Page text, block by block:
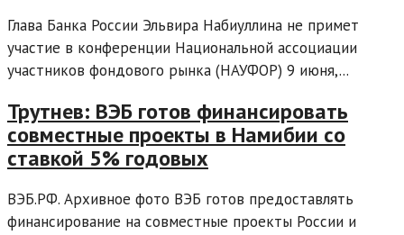
Глава Банка России Эльвира Набиуллина не примет
участие в конференции Национальной ассоциации
участников фондового рынка (НАУФОР) 9 июня,...
Трутнев: ВЭБ готов финансировать
совместные проекты в Намибии со
ставкой 5% годовых
ВЭБ.РФ. Архивное фото ВЭБ готов предоставлять
финансирование на совместные проекты России и